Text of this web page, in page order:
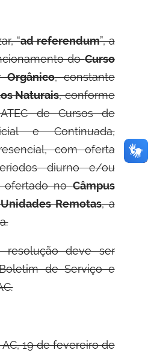
“ad referendum”, a
doCurso
, constante
Naturais, conforme
de Cursos de
e Continuada,
com oferta
diurno e/ou
ofertado noCâmpus
Remotas, a
resolução deve ser
de Serviço e
19 de fevereiro de